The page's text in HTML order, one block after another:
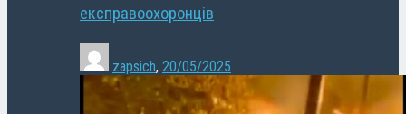
експравоохоронців
zapsich, 20/05/2025